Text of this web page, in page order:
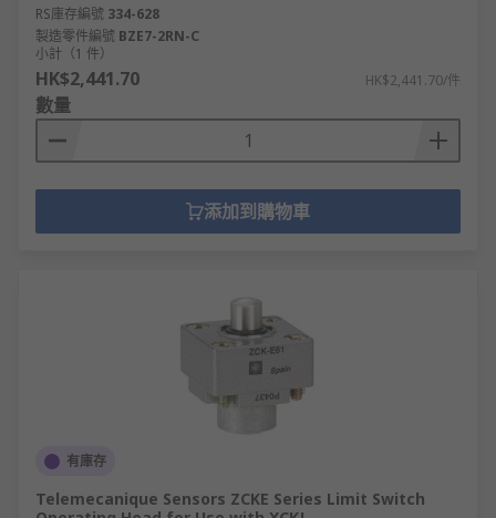
RS庫存編號 334-628
製造零件編號 BZE7-2RN-C
小計（1 件）
HK$2,441.70 HK$2,441.70/件
數量
添加到購物車
有庫存
Telemecanique Sensors ZCKE Series Limit Switch